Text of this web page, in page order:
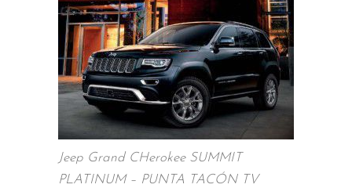
Jeep Grand CHerokee SUMMIT
PLATINUM – PUNTA TACÓN TV